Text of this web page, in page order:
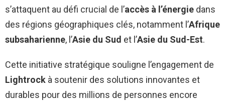
s’attaquent au défi crucial de l’accès à l’énergie dans
des régions géographiques clés, notamment l’Afrique
subsaharienne, l’Asie du Sud et l’Asie du Sud-Est.
Cette initiative stratégique souligne l’engagement de
Lightrock à soutenir des solutions innovantes et
durables pour des millions de personnes encore